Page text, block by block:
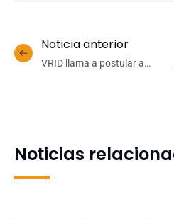
Noticia anterior
VRID llama a postular a
Noticias